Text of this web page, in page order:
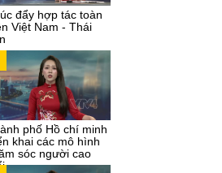
đẩy hợp tác toàn
Việt Nam - Thái
phố Hồ chí minh
khai các mô hình
sóc người cao